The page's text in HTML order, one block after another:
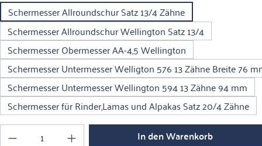
Schermesser Allroundschur Satz 13/4 Zähne
Schermesser Allroundschur Wellington Satz 13/4
Schermesser Obermesser AA-4,5 Wellington
Schermesser Untermesser Welligton 576 13 Zähne Breite 76
Schermesser Untermesser Wellington 594 13 Zähne 94 mm
Schermesser für Rinder,Lamas und Alpakas Satz 20/4 Zähne
Produkt Anzahl: Gib den gewünschten Wert
In den Warenkorb